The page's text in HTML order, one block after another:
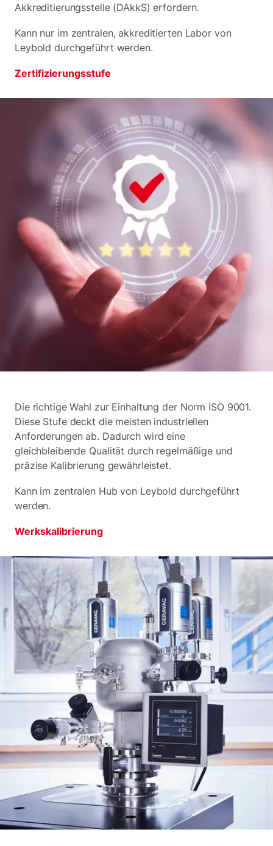
Zertifizierungsstufe
Akkreditierungsstelle (DAkkS) erfordern.
Kann nur im zentralen, akkreditierten Labor von
Leybold durchgeführt werden.
Werkskalibrierung
Die richtige Wahl zur Einhaltung der Norm ISO 9001.
Diese Stufe deckt die meisten industriellen
Anforderungen ab. Dadurch wird eine
gleichbleibende Qualität durch regelmäßige und
präzise Kalibrierung gewährleistet.
Kann im zentralen Hub von Leybold durchgeführt
werden.